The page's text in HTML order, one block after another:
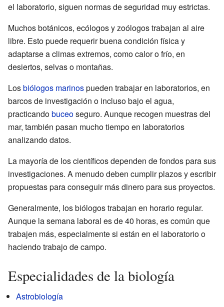
el laboratorio, siguen normas de seguridad muy estrictas.
Muchos botánicos, ecólogos y zoólogos trabajan al aire
libre. Esto puede requerir buena condición física y
adaptarse a climas extremos, como calor o frío, en
desiertos, selvas o montañas.
Losbiólogos marinospueden trabajar en laboratorios, en
barcos de investigación o incluso bajo el agua,
practicandobuceoseguro. Aunque recogen muestras del
mar, también pasan mucho tiempo en laboratorios
analizando datos.
La mayoría de los científicos dependen de fondos para sus
investigaciones. A menudo deben cumplir plazos y escribir
propuestas para conseguir más dinero para sus proyectos.
Generalmente, los biólogos trabajan en horario regular.
Aunque la semana laboral es de 40 horas, es común que
trabajen más, especialmente si están en el laboratorio o
haciendo trabajo de campo.
Especialidades de la biología
Astrobiología